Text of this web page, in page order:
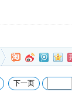
下一页